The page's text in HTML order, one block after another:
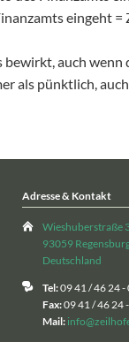
eingeht
auch
als pünktlich,
Adresse & Kontakt
Wieshuberstraße
93059
Deutschland
Tel:09 41 / 46 24 -
Fax:09 41 / 46 24
Mail: